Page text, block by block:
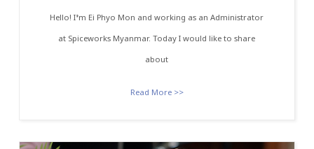
Hello! I’m Ei Phyo Mon and working as an Administrator
at Spiceworks Myanmar. Today I would like to share
about
Read More >>